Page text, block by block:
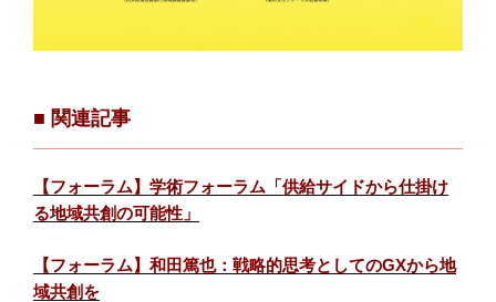
■ 関連記事
【フォーラム】学術フォーラム「供給サイドから仕掛け
る地域共創の可能性」
【フォーラム】和田篤也：戦略的思考としてのGXから地
域共創を